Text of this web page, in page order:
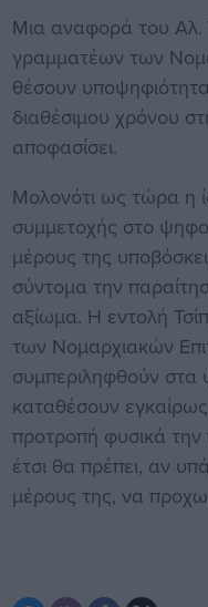
Μια αναφορά του Αλ.
γραμματέων των
θέσουν
διαθέσιμου χρόνου
αποφασίσει.
Μολονότι ως τώρα η
συμμετοχής στο
μέρους της
σύντομα την
αξίωμα. Η εντολή
των Νομαρχιακών
συμπεριληφθούν στα
καταθέσουν
προτροπή φυσικά
έτσι θα πρέπει, αν
μέρους της, να